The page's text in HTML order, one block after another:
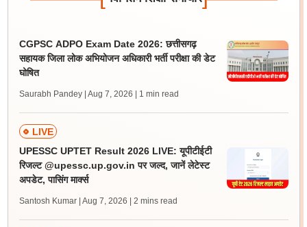
CGPSC ADPO Exam Date 2026: छत्तीसगढ़
सहायक जिला लोक अभियोजन अधिकारी भर्ती परीक्षा की डेट
घोषित
Saurabh Pandey | Aug 7, 2026 | 1 min read
LIVE
UPESSC UPTET Result 2026 LIVE: यूपीटीईटी
रिजल्ट @upessc.up.gov.in पर जल्द, जानें लेटेस्ट
अपडेट, पासिंग मार्क्स
Santosh Kumar | Aug 7, 2026 | 2 mins read